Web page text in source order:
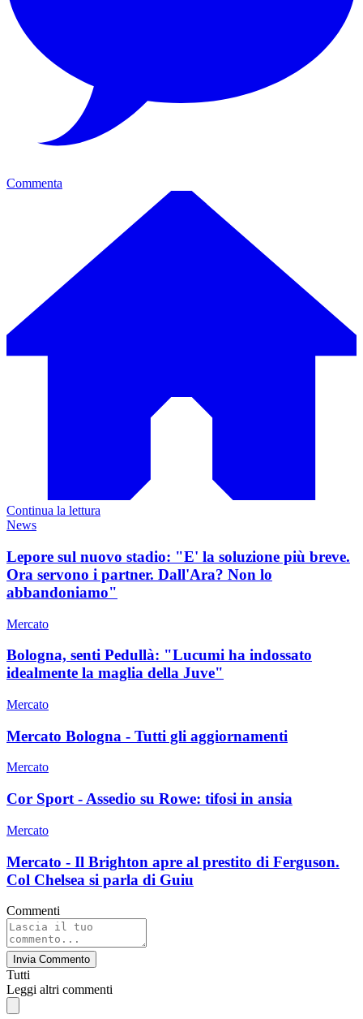
Commenta
Continua la lettura
News
Lepore sul nuovo stadio: "E' la soluzione più breve.
Ora servono i partner. Dall'Ara? Non lo
abbandoniamo"
Mercato
Bologna, senti Pedullà: "Lucumi ha indossato
idealmente la maglia della Juve"
Mercato
Mercato Bologna - Tutti gli aggiornamenti
Mercato
Cor Sport - Assedio su Rowe: tifosi in ansia
Mercato
Mercato - Il Brighton apre al prestito di Ferguson.
Col Chelsea si parla di Guiu
Commenti
Invia Commento
Tutti
Leggi altri commenti